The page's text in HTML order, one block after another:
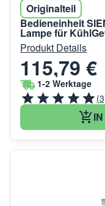
Originalteil
Bedieneinheit
Lampe für
Produkt Details
115,79 €
1-2 Werktage